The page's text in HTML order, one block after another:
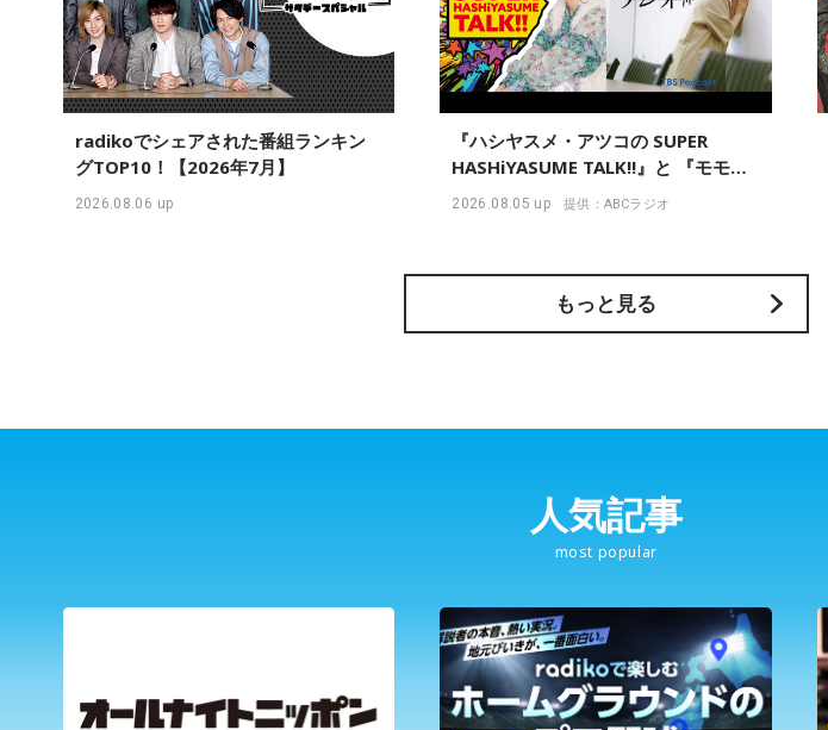
radikoでシェアされた番組ランキン
グTOP10！【2026年7月】
2026.08.06 up
『ハシヤスメ・アツコの SUPER
HASHiYASUME TALK!!』と 『モモコ
グミカンパニーの盗み聴きラジオ』が
局を超えて初コラボレーション！
2026.08.05 up 提供：ABCラジオ
もっと見る
人気記事
most popular